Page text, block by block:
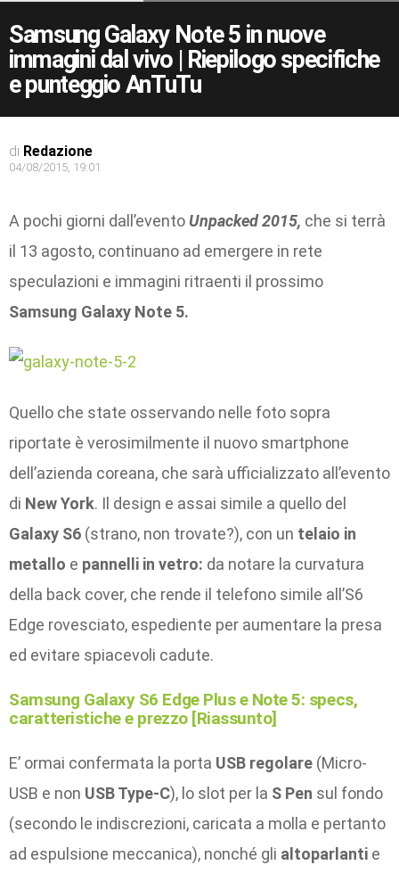
Samsung Galaxy Note 5 in nuove
immagini dal vivo | Riepilogo specifiche
e punteggio AnTuTu
di Redazione
04/08/2015, 19:01
A pochi giorni dall’eventoUnpacked 2015, che si terrà
il 13 agosto, continuano ad emergere in rete
speculazioni e immagini ritraenti il prossimo
Samsung Galaxy Note 5.
Quello che state osservando nelle foto sopra
riportate è verosimilmente il nuovo smartphone
dell’azienda coreana, che sarà ufficializzato all’evento
di New York. Il design e assai simile a quello del
Galaxy S6 (strano, non trovate?), con un telaio in
metallo e pannelli in vetro: da notare la curvatura
della back cover, che rende il telefono simile all’S6
Edge rovesciato, espediente per aumentare la presa
ed evitare spiacevoli cadute.
Samsung Galaxy S6 Edge Plus e Note 5: specs,
caratteristiche e prezzo [Riassunto]
E’ ormai confermata la porta USB regolare (Micro-
USB e non USB Type-C), lo slot per la S Pen sul fondo
(secondo le indiscrezioni, caricata a molla e pertanto
ad espulsione meccanica), nonché gli altoparlanti e